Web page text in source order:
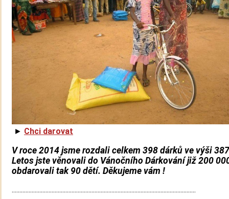
► Chci darovat
V roce 2014 jsme rozdali celkem 398 dárků ve výši
Letos jste věnovali do Vánočního Dárkování již 200
obdarovali tak 90 dětí. Děkujeme vám !
........................................................................................................................